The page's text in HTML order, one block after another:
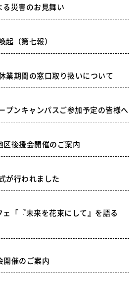
災害のお見舞い
起（第七報）
業期間の窓口取り扱いについて
プンキャンパスご参加予定の皆様へ
区後援会開催のご案内
が行われました
「『未来を花束にして』を語る
催のご案内